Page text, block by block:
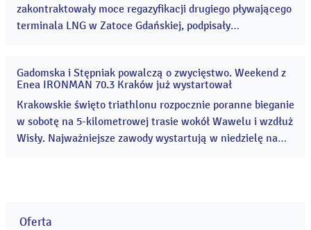
zakontraktowały moce regazyfikacji drugiego pływającego
terminala LNG w Zatoce Gdańskiej, podpisały
31
2026
Gadomska i Stępniak powalczą o zwycięstwo. Weekend z
Enea IRONMAN 70.3 Kraków już wystartował
Krakowskie święto triathlonu rozpocznie poranne bieganie
w sobotę na 5-kilometrowej trasie wokół Wawelu i wzdłuż
Wisły. Najważniejsze zawody wystartują w niedzielę na
Oferta